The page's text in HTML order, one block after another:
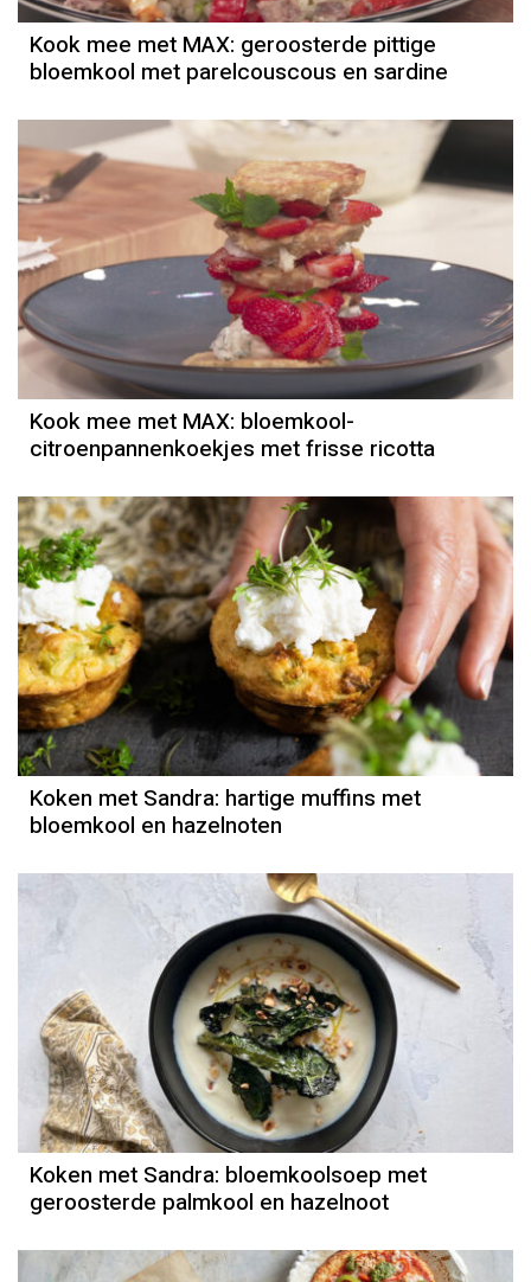
Kook mee met MAX: geroosterde pittige
bloemkool met parelcouscous en sardine
Kook mee met MAX: bloemkool-
citroenpannenkoekjes met frisse ricotta
Koken met Sandra: hartige muffins met
bloemkool en hazelnoten
Recept
Sandra Ysbrandy
Koken met Sandra: bloemkoolsoep met
geroosterde palmkool en hazelnoot